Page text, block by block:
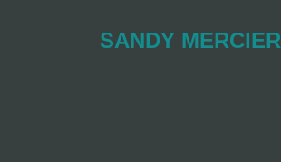
SANDY MERCIER